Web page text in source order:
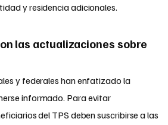
y residencia adicionales.
las actualizaciones sobre
y federales han enfatizado la
informado. Para evitar
del TPS deben suscribirse a las